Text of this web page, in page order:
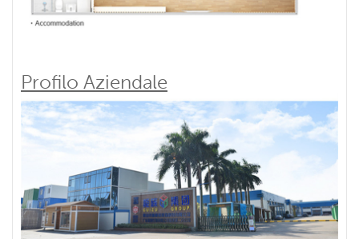
Profilo Aziendale